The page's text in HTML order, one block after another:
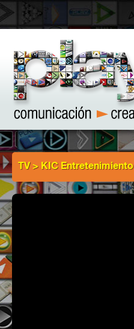
TV > KIC Entretenimiento